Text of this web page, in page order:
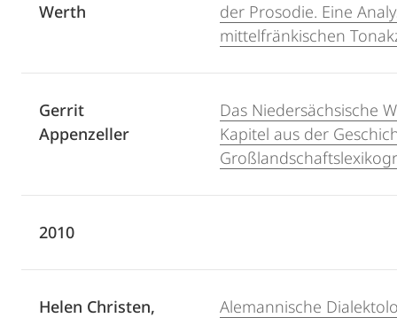
Werth
der Prosodie. Eine
mittelfränkischen
Gerrit
Appenzeller
Das Niedersächsische
Kapitel aus der
2010
Helen Christen,
Alemannische